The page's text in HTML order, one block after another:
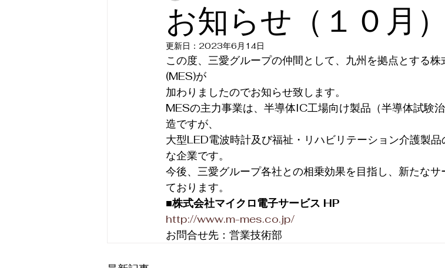
お知らせ（１０月）
更新日： 2023年6月14日
この度、三愛グループの仲間として、九州を拠点とする
(MES)が
加わりましたのでお知らせ致します。
MESの主力事業は、半導体IC工場向け製品（半導体試験
造ですが、
大型LED電波時計及び福祉・リハビリテーション介護製
な企業です。
今後、三愛グループ各社との相乗効果を目指し、新たなサ
ております。
■株式会社マイクロ電子サービス HP
http://www.m-mes.co.jp/
お問合せ先：営業技術部